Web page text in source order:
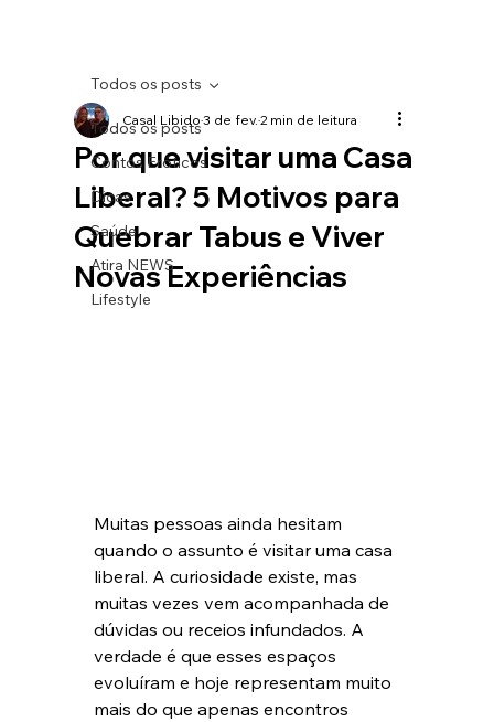
Todos os posts
Contos Eróticos
Dicas
Saúde
Atira NEWS
Lifestyle
Todos os posts
Por que visitar uma Casa
Liberal? 5 Motivos para
Quebrar Tabus e Viver
Novas Experiências
Casal Libido3 de fev.2 min de leitura
Muitas pessoas ainda hesitam
quando o assunto é visitar uma casa
liberal. A curiosidade existe, mas
muitas vezes vem acompanhada de
dúvidas ou receios infundados. A
verdade é que esses espaços
evoluíram e hoje representam muito
mais do que apenas encontros